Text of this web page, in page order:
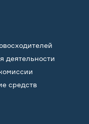
деятельности
средств